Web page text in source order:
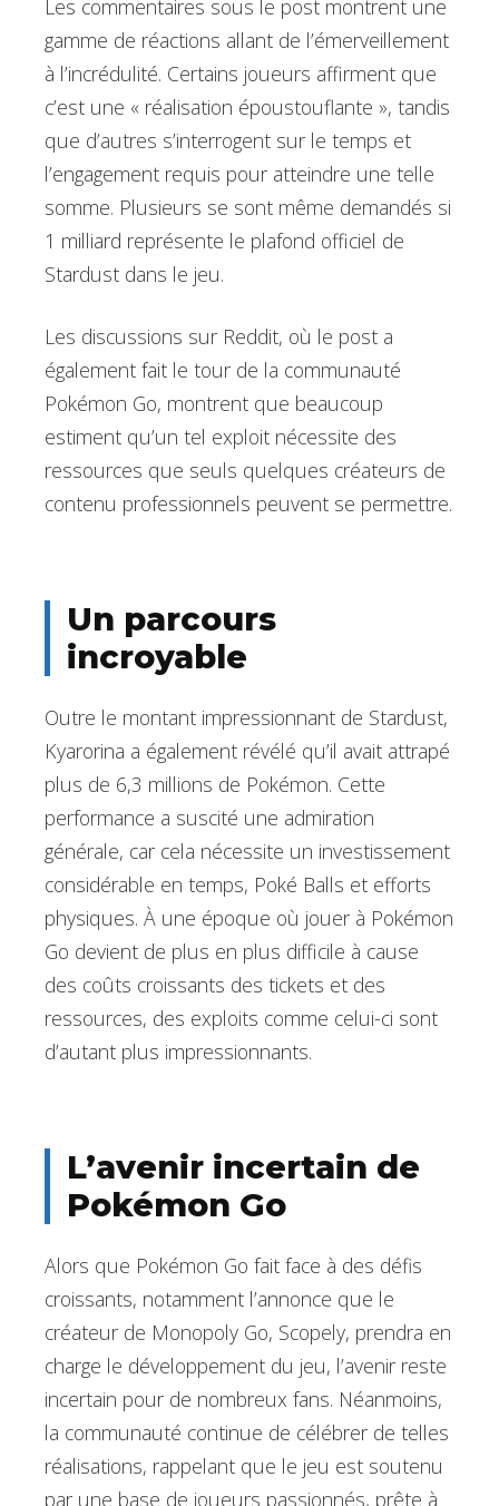
Les commentaires sous le post montrent une
gamme de réactions allant de l’émerveillement
à l’incrédulité. Certains joueurs affirment que
c’est une « réalisation époustouflante », tandis
que d’autres s’interrogent sur le temps et
l’engagement requis pour atteindre une telle
somme. Plusieurs se sont même demandés si
1 milliard représente le plafond officiel de
Stardust dans le jeu.
Les discussions sur Reddit, où le post a
également fait le tour de la communauté
Pokémon Go, montrent que beaucoup
estiment qu’un tel exploit nécessite des
ressources que seuls quelques créateurs de
contenu professionnels peuvent se permettre.
Un parcours
incroyable
Outre le montant impressionnant de Stardust,
Kyarorina a également révélé qu’il avait attrapé
plus de 6,3 millions de Pokémon. Cette
performance a suscité une admiration
générale, car cela nécessite un investissement
considérable en temps, Poké Balls et efforts
physiques. À une époque où jouer à Pokémon
Go devient de plus en plus difficile à cause
des coûts croissants des tickets et des
ressources, des exploits comme celui-ci sont
d’autant plus impressionnants.
L’avenir incertain de
Pokémon Go
Alors que Pokémon Go fait face à des défis
croissants, notamment l’annonce que le
créateur de Monopoly Go, Scopely, prendra en
charge le développement du jeu, l’avenir reste
incertain pour de nombreux fans. Néanmoins,
la communauté continue de célébrer de telles
réalisations, rappelant que le jeu est soutenu
par une base de joueurs passionnés, prête à